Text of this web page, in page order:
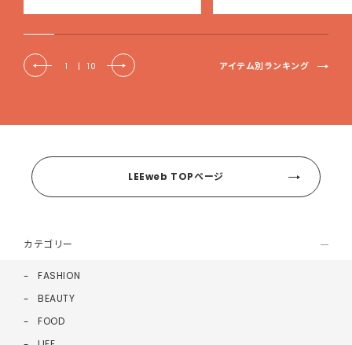
1 | 10 アイテム別ランキング
LEEweb TOPページ
カテゴリー
FASHION
BEAUTY
FOOD